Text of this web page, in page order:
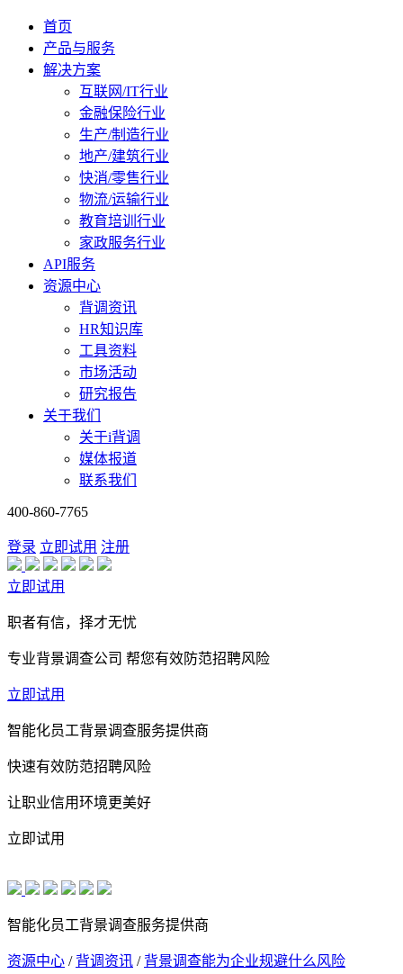
首页
产品与服务
解决方案
互联网/IT行业
金融保险行业
生产/制造行业
地产/建筑行业
快消/零售行业
物流/运输行业
教育培训行业
家政服务行业
API服务
资源中心
背调资讯
HR知识库
工具资料
市场活动
研究报告
关于我们
关于i背调
媒体报道
联系我们
400-860-7765
登录 立即试用 注册
立即试用
职者有信，择才无忧
专业背景调查公司 帮您有效防范招聘风险
立即试用
智能化员工背景调查服务提供商
快速有效防范招聘风险
让职业信用环境更美好
立即试用
智能化员工背景调查服务提供商
资源中心 / 背调资讯 / 背景调查能为企业规避什么风险